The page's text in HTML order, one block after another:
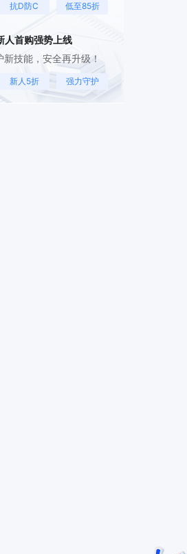
抗D防C 低至85折
人首购强势上线
技能，安全再升级！
新人5折 强力守护